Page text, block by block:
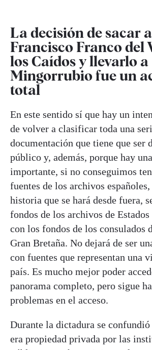
La decisión de sacar a
Francisco Franco del
los Caídos y llevarlo a
Mingorrubio fue un
total
En este sentido sí que hay un
de volver a clasificar toda una
documentación que tiene que ser
público y, además, porque hay
importante, si no conseguimos
fuentes de los archivos españoles,
historia que se hará desde fuera,
fondos de los archivos de
con los fondos de los consulados
Gran Bretaña. No dejará de ser
con fuentes que representan una
país. Es mucho mejor poder
panorama completo, pero sigue
problemas en el acceso.
Durante la dictadura se
era propiedad privada por las